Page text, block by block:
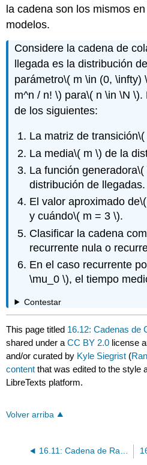
la cadena son los mismos
modelos.
Considere la cadena de
llegada es la distribución
parámetro\( m \in (0, \infty)
m^n / n! \) para\( n \in \N \).
de los siguientes:
La matriz de transición\(
La media\( m \) de la
La función generadora\(
distribución de llegadas.
El valor aproximado de
y cuándo\( m = 3 \).
Clasificar la cadena
recurrente nula o
En el caso recurrente
\mu_0 \), el tiempo
Contestar
This page titled 16.12: Cadenas de
shared under aCC BY 2.0 license
and/or curated by Kyle Siegrist (
content that was edited to the style
LibreTexts platform.
Volver arriba
16.11: Cadena de Ramificación en Tiempo Discreto